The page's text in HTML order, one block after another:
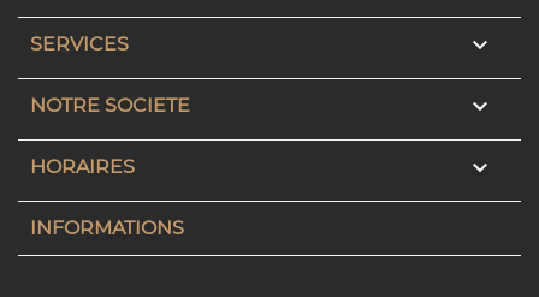
SERVICES 
NOTRE SOCIETE 
HORAIRES 
INFORMATIONS